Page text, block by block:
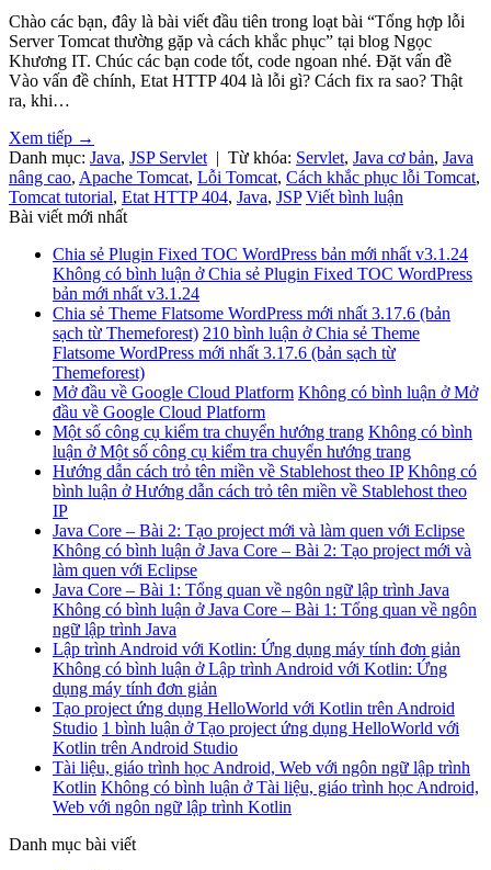
Chào các bạn, đây là bài viết đầu tiên trong loạt bài “Tổng hợp lỗi
Server Tomcat thường gặp và cách khắc phục” tại blog Ngọc
Khương IT. Chúc các bạn code tốt, code ngoan nhé. Đặt vấn đề
Vào vấn đề chính, Etat HTTP 404 là lỗi gì? Cách fix ra sao? Thật
ra, khi…
Xem tiếp →
Danh mục: Java, JSP Servlet | Từ khóa: Servlet, Java cơ bản, Java
nâng cao, Apache Tomcat, Lỗi Tomcat, Cách khắc phục lỗi Tomcat,
Tomcat tutorial, Etat HTTP 404, Java, JSP Viết bình luận
Bài viết mới nhất
Chia sẻ Plugin Fixed TOC WordPress bản mới nhất v3.1.24
Không có bình luận ở Chia sẻ Plugin Fixed TOC WordPress
bản mới nhất v3.1.24
Chia sẻ Theme Flatsome WordPress mới nhất 3.17.6 (bản
sạch từ Themeforest) 210 bình luận ở Chia sẻ Theme
Flatsome WordPress mới nhất 3.17.6 (bản sạch từ
Themeforest)
Mở đầu về Google Cloud Platform Không có bình luận ở Mở
đầu về Google Cloud Platform
Một số công cụ kiểm tra chuyển hướng trang Không có bình
luận ở Một số công cụ kiểm tra chuyển hướng trang
Hướng dẫn cách trỏ tên miền về Stablehost theo IP Không có
bình luận ở Hướng dẫn cách trỏ tên miền về Stablehost theo
IP
Java Core – Bài 2: Tạo project mới và làm quen với Eclipse
Không có bình luận ở Java Core – Bài 2: Tạo project mới và
làm quen với Eclipse
Java Core – Bài 1: Tổng quan về ngôn ngữ lập trình Java
Không có bình luận ở Java Core – Bài 1: Tổng quan về ngôn
ngữ lập trình Java
Lập trình Android với Kotlin: Ứng dụng máy tính đơn giản
Không có bình luận ở Lập trình Android với Kotlin: Ứng
dụng máy tính đơn giản
Tạo project ứng dụng HelloWorld với Kotlin trên Android
Studio 1 bình luận ở Tạo project ứng dụng HelloWorld với
Kotlin trên Android Studio
Tài liệu, giáo trình học Android, Web với ngôn ngữ lập trình
Kotlin Không có bình luận ở Tài liệu, giáo trình học Android,
Web với ngôn ngữ lập trình Kotlin
Danh mục bài viết